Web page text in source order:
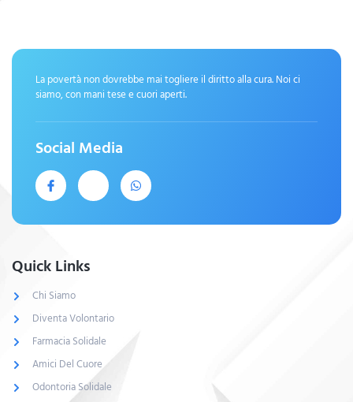
La povertà non dovrebbe mai togliere il diritto alla cura. Noi ci
siamo, con mani tese e cuori aperti.
Social Media
Quick Links
Chi Siamo
Diventa Volontario
Farmacia Solidale
Amici Del Cuore
Odontoria Solidale